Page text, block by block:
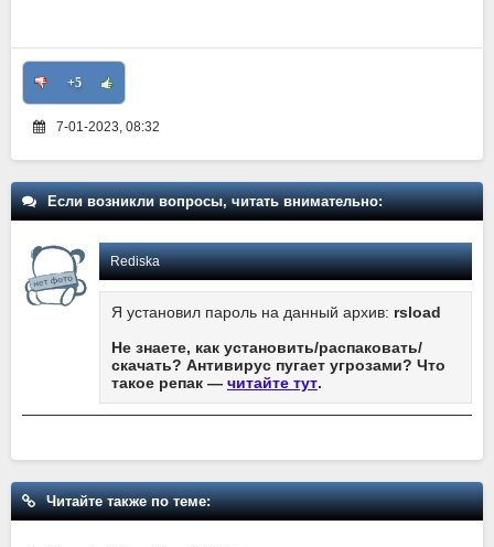
+5
7-01-2023, 08:32
Если возникли вопросы, читать внимательно:
Rediska
Я установил пароль на данный архив: rsload
Не знаете, как установить/распаковать/
скачать? Антивирус пугает угрозами? Что
такое репак — читайте тут.
Читайте также по теме: